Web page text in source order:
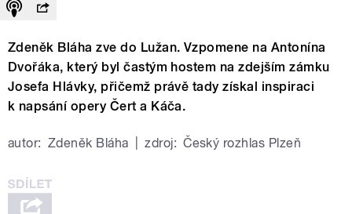
Zdeněk Bláha zve do Lužan. Vzpomene na Antonína
Dvořáka, který byl častým hostem na zdejším zámku
Josefa Hlávky, přičemž právě tady získal inspiraci
k napsání opery Čert a Káča.
autor: Zdeněk Bláha zdroj: Český rozhlas Plzeň